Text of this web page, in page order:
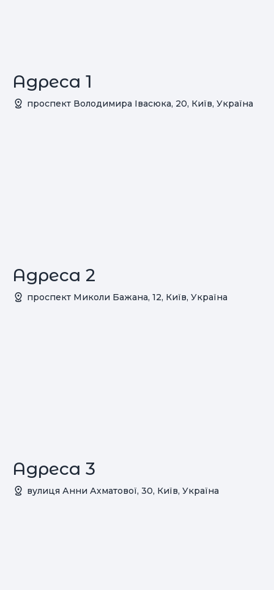
Адреса 1
проспект Володимира Івасюка, 20, Київ, Україна
Адреса 2
проспект Миколи Бажана, 12, Київ, Україна
Адреса 3
вулиця Анни Ахматової, 30, Київ, Україна